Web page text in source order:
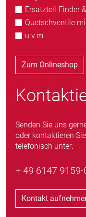
Ersatzteil-Finder
Quetschventile
u.v.m.
Zum Onlineshop
Senden Sie uns
oder kontaktieren
telefonisch unter:
+ 49 6147 9159-
Kontakt